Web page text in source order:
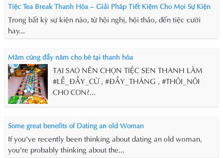
Tiệc Tea Break Thanh Hóa – Giải Pháp Tiết Kiệm Cho Mọi Sự Kiện
Trong bất kỳ sự kiện nào, từ hội nghị, hội thảo, đến tiệc cưới
hay...
Mâm cúng đầy năm cho bé tại thanh hóa
TẠI SAO NÊN CHỌN TIỆC SEN THANH LÀM
#LỄ_ĐẦY_CỮ , #ĐẦY_THÁNG , #THÔI_NÔI
CHO CON?...
Some great benefits of Dating an old Woman
If you've recently been thinking about dating an old woman,
you're probably thinking about the...